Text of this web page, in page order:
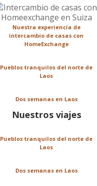
Nuestra experiencia de
intercambio de casas con
HomeExchange
Pueblos tranquilos del norte de
Laos
Dos semanas en Laos
Nuestros viajes
Pueblos tranquilos del norte de
Laos
Dos semanas en Laos